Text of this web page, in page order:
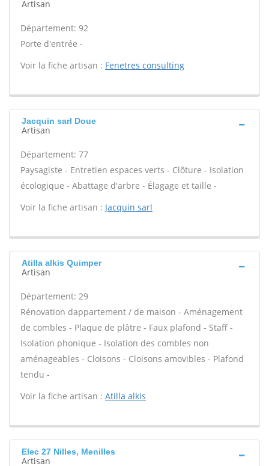
Artisan
Département: 92
Porte d'entrée -
Voir la fiche artisan : Fenetres consulting
Jacquin sarl Doue
Artisan
Département: 77
Paysagiste - Entretien espaces verts - Clôture - Isolation
écologique - Abattage d'arbre - Élagage et taille -
Voir la fiche artisan : Jacquin sarl
Atilla alkis Quimper
Artisan
Département: 29
Rénovation dappartement / de maison - Aménagement
de combles - Plaque de plâtre - Faux plafond - Staff -
Isolation phonique - Isolation des combles non
aménageables - Cloisons - Cloisons amovibles - Plafond
tendu -
Voir la fiche artisan : Atilla alkis
Elec 27 Nilles, Menilles
Artisan